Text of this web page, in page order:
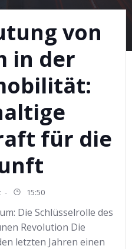
von
in der
für die
- 15:50
Die Schlüsselrolle des
Revolution Die
letzten Jahren einen